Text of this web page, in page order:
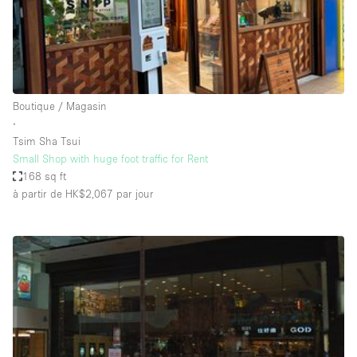
Air conditionné
Animals Friendly
Ascenseur
Bar
Comptoir
Cuisine
De plain-pied
Entrée Large
Espace Avec Vue
Espace Brut
Boutique / Magasin
∙
Tsim Sha Tsui
Small Shop with huge foot traffic for Rent
168 sq ft
à partir de HK$2,067 par jour